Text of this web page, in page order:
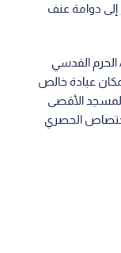
إلى دوامة عنف
القدسي
144 دونما هو مكان عبادة خالص
الأقصى
الحصري